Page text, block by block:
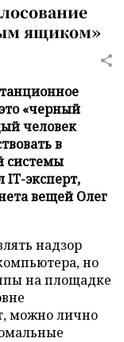
ящиком»
«черный
человек
в
системы
IT-эксперт,
вещей Олег
надзор
но
на площадке
можно лично